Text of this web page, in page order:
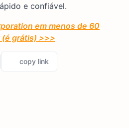
e confiável.
em menos de 60
(é grátis) >>>
copy link